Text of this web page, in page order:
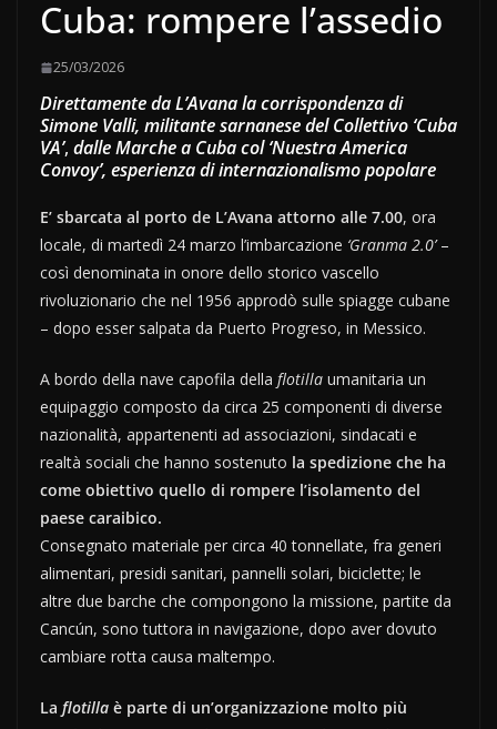
Cuba: rompere l’assedio
25/03/2026
Direttamente da L’Avana la corrispondenza di
Simone Valli, militante sarnanese delCollettivo ‘Cuba
VA’, dalle Marche a Cuba col ‘Nuestra America
Convoy’, esperienza di internazionalismo popolare
E’ sbarcata al porto de L’Avana attorno alle 7.00, ora
locale, di martedì 24 marzo l’imbarcazione ‘Granma 2.0’–
così denominata in onore dello storico vascello
rivoluzionario che nel 1956 approdò sulle spiagge cubane
– dopo esser salpata da Puerto Progreso, in Messico.
A bordo della nave capofila della flotilla umanitaria un
equipaggio composto da circa 25 componenti di diverse
nazionalità, appartenenti ad associazioni, sindacati e
realtà sociali che hanno sostenuto la spedizione che ha
come obiettivo quello di rompere l’isolamento del
paese caraibico.
Consegnato materiale per circa 40 tonnellate, fra generi
alimentari, presidi sanitari, pannelli solari, biciclette; le
altre due barche che compongono la missione, partite da
Cancún, sono tuttora in navigazione, dopo aver dovuto
cambiare rotta causa maltempo.
La flotilla è parte di un’organizzazione molto più